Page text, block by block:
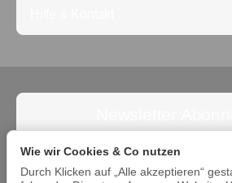
keine Angebote. Die Abmeldung ist
Wie wir Cookies & Co nutzen
Durch Klicken auf „Alle akzeptieren“